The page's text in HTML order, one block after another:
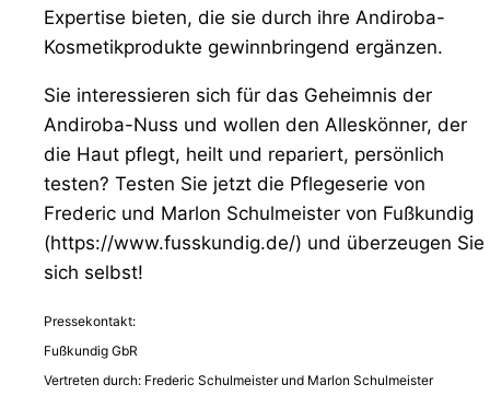
Expertise bieten, die sie durch ihre Andiroba-
Kosmetikprodukte gewinnbringend ergänzen.
Sie interessieren sich für das Geheimnis der
Andiroba-Nuss und wollen den Alleskönner, der
die Haut pflegt, heilt und repariert, persönlich
testen? Testen Sie jetzt die Pflegeserie von
Frederic und Marlon Schulmeister von Fußkundig
(https://www.fusskundig.de/) und überzeugen Sie
sich selbst!
Pressekontakt:
Fußkundig GbR
Vertreten durch: Frederic Schulmeister und Marlon Schulmeister